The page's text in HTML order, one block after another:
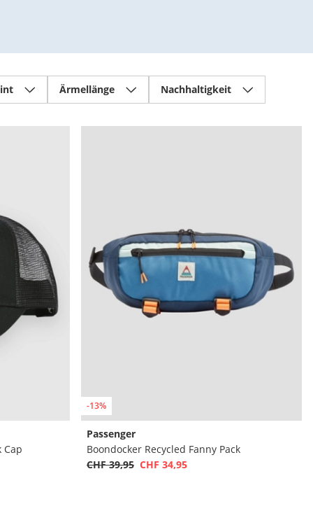
Ärmellänge Nachhaltigkeit
Cap
-13%
Passenger
Boondocker Recycled Fanny Pack
CHF 39,95 CHF 34,95